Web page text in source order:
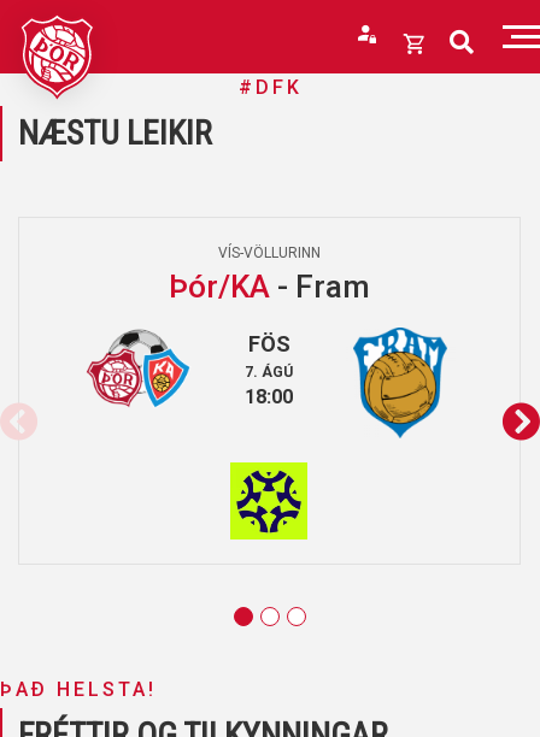
Fara
efni
Endurheimta lykilorð
Opna
Karfan þín
#DFK
NÆSTU LEIKIR
VÍS-VÖLLURINN
Þór/KA- Fram
FÖS
7. ÁGÚ
18:00
ÞAÐ HELSTA!